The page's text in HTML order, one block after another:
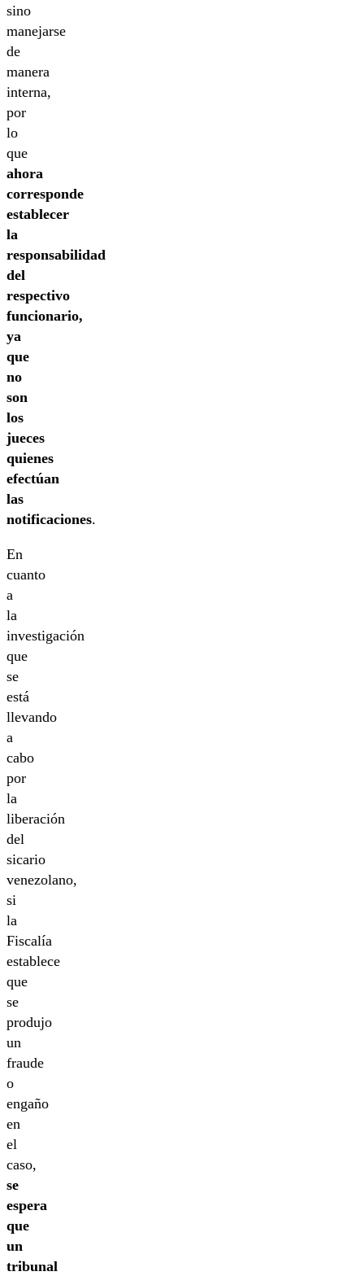
sino
manejarse
de
manera
interna,
por
lo
que
ahora
corresponde
establecer
la
responsabilidad
del
respectivo
funcionario,
ya
que
no
son
los
jueces
quienes
efectúan
las
notificaciones.
En
cuanto
a
la
investigación
que
se
está
llevando
a
cabo
por
la
liberación
del
sicario
venezolano,
si
la
Fiscalía
establece
que
se
produjo
un
fraude
o
engaño
en
el
caso,
se
espera
que
un
tribunal